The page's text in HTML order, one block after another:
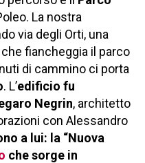
La nostra
via degli Orti, una
fiancheggia il parco
di cammino ci porta
. L’edificio fu
Negrin, architetto
con Alessandro
a lui: la “Nuova
che sorge in